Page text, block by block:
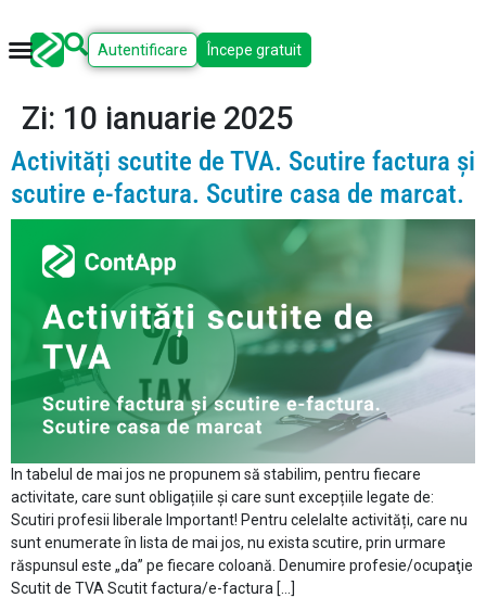
Autentificare Începe gratuit
Zi: 10 ianuarie 2025
Activități scutite de TVA. Scutire factura și
scutire e-factura. Scutire casa de marcat.
In tabelul de mai jos ne propunem să stabilim, pentru fiecare
activitate, care sunt obligațiile și care sunt excepțiile legate de:
Scutiri profesii liberale Important! Pentru celelalte activități, care nu
sunt enumerate în lista de mai jos, nu exista scutire, prin urmare
răspunsul este „da” pe fiecare coloană. Denumire profesie/ocupaţie
Scutit de TVA Scutit factura/e-factura […]